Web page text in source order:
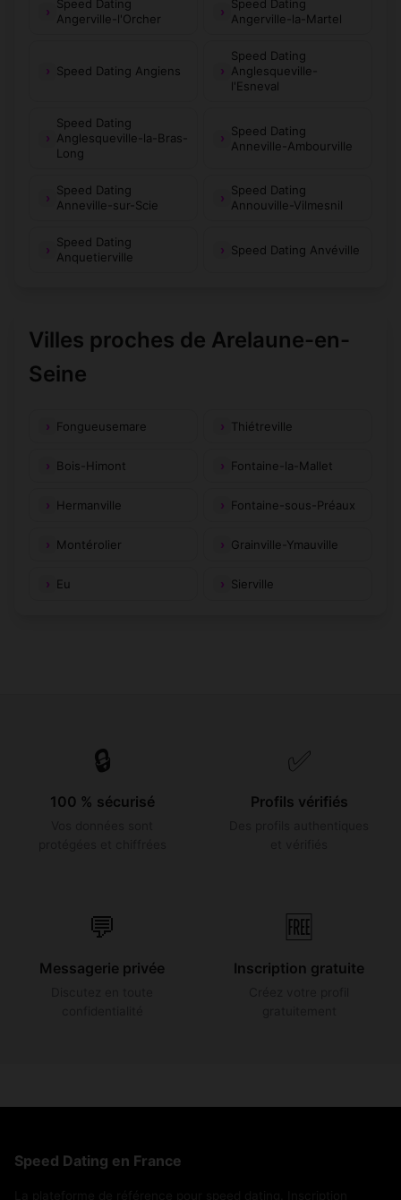
Speed Dating
Angerville-l'Orcher
Speed Dating
Angerville-la-Martel
Speed Dating Angiens
Speed Dating
Anglesqueville-
l'Esneval
Speed Dating
Anglesqueville-la-Bras-
Long
Speed Dating
Anneville-Ambourville
Speed Dating
Anneville-sur-Scie
Speed Dating
Annouville-Vilmesnil
Speed Dating
Anquetierville
Speed Dating Anvéville
Villes proches de Arelaune-en-
Seine
Fongueusemare Thiétreville
Bois-Himont Fontaine-la-Mallet
Hermanville Fontaine-sous-Préaux
Montérolier Grainville-Ymauville
Eu Sierville
🔒
100 % sécurisé
✅
Profils vérifiés
💬
Messagerie privée
🆓
Inscription gratuite
Speed Dating en France